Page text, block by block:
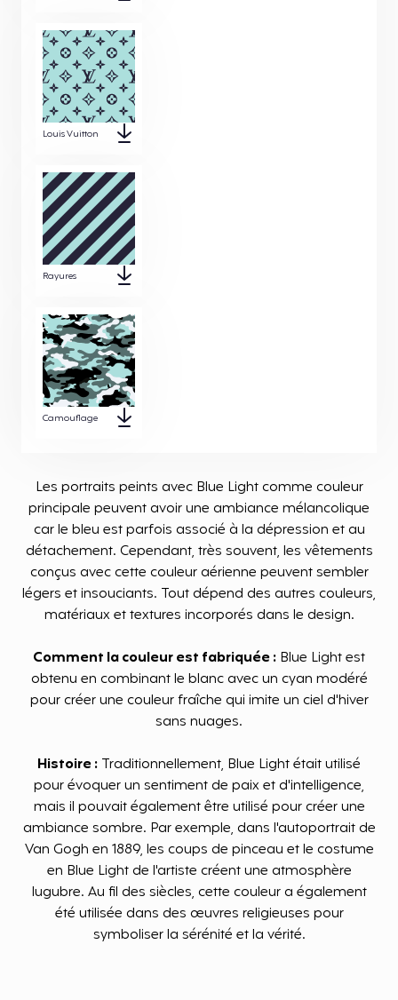
Les portraits peints avec Blue Light comme couleur
principale peuvent avoir une ambiance mélancolique
car le bleu est parfois associé à la dépression et au
détachement. Cependant, très souvent, les vêtements
conçus avec cette couleur aérienne peuvent sembler
légers et insouciants. Tout dépend des autres couleurs,
matériaux et textures incorporés dans le design.
Comment la couleur est fabriquée : Blue Light est
obtenu en combinant le blanc avec un cyan modéré
pour créer une couleur fraîche qui imite un ciel d'hiver
sans nuages.
Histoire : Traditionnellement, Blue Light était utilisé
pour évoquer un sentiment de paix et d'intelligence,
mais il pouvait également être utilisé pour créer une
ambiance sombre. Par exemple, dans l'autoportrait de
Van Gogh en 1889, les coups de pinceau et le costume
en Blue Light de l'artiste créent une atmosphère
lugubre. Au fil des siècles, cette couleur a également
été utilisée dans des œuvres religieuses pour
symboliser la sérénité et la vérité.
Louis Vuitton
Rayures
Camouflage